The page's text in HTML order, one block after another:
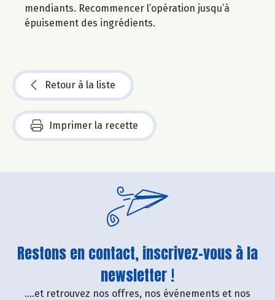
mendiants. Recommencer l’opération jusqu’à
épuisement des ingrédients.
Retour à la liste
Imprimer la recette
Restons en contact, inscrivez-vous à la
newsletter !
....et retrouvez nos offres, nos événements et nos